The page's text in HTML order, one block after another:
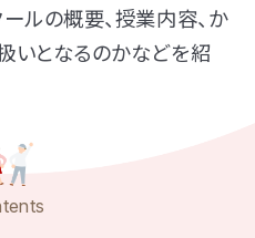
ルの概要、授業内容、か
いとなるのかなどを紹